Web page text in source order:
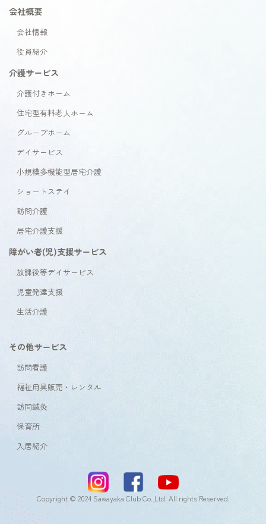
会社概要
会社情報
役員紹介
介護サービス
介護付きホーム
住宅型有料老人ホーム
グループホーム
デイサービス
小規模多機能型居宅介護
ショートステイ
訪問介護
居宅介護支援
障がい者(児)支援サービス
放課後等デイサービス
児童発達支援
生活介護
その他サービス
訪問看護
福祉用具販売・レンタル
訪問鍼灸
保育所
入居紹介
Copyright © 2024 Sawayaka Club Co.,Ltd. All rights Reserved.